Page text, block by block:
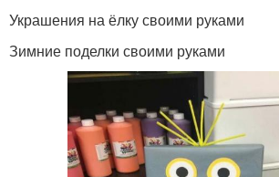
Украшения на ёлку своими руками
Зимние поделки своими руками